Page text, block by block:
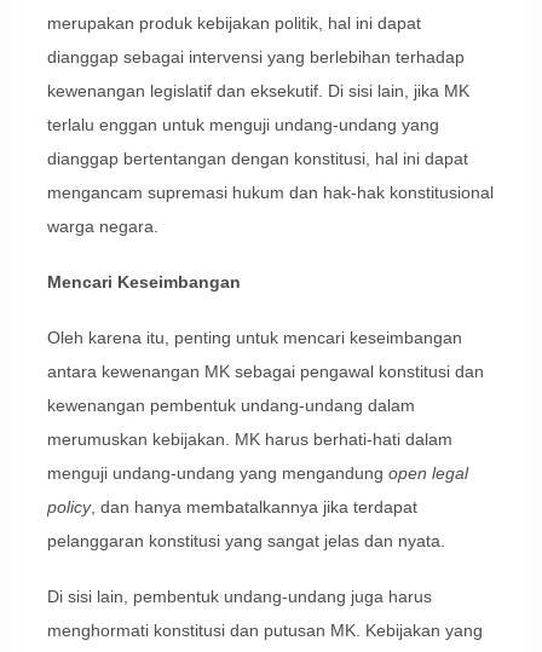
merupakan produk kebijakan politik, hal ini dapat
dianggap sebagai intervensi yang berlebihan terhadap
kewenangan legislatif dan eksekutif. Di sisi lain, jika MK
terlalu enggan untuk menguji undang-undang yang
dianggap bertentangan dengan konstitusi, hal ini dapat
mengancam supremasi hukum dan hak-hak konstitusional
warga negara.
Mencari Keseimbangan
Oleh karena itu, penting untuk mencari keseimbangan
antara kewenangan MK sebagai pengawal konstitusi dan
kewenangan pembentuk undang-undang dalam
merumuskan kebijakan. MK harus berhati-hati dalam
menguji undang-undang yang mengandung open legal
policy, dan hanya membatalkannya jika terdapat
pelanggaran konstitusi yang sangat jelas dan nyata.
Di sisi lain, pembentuk undang-undang juga harus
menghormati konstitusi dan putusan MK. Kebijakan yang